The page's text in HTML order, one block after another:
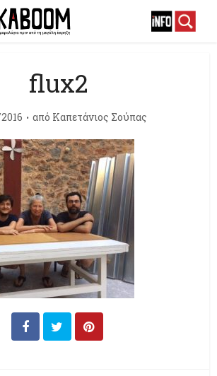
flux2
από Καπετάνιος Σούπας